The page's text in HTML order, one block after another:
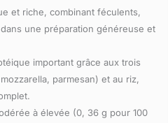
et riche, combinant féculents,
une préparation généreuse et
important grâce aux trois
parmesan) et au riz,
à élevée (0, 36 g pour 100